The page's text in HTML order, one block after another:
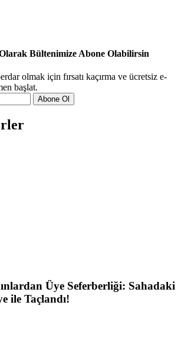
Bültenimize Abone Olabilirsin
olmak için fırsatı kaçırma ve ücretsiz e-
başlat.
Abone Ol
Üye Seferberliği: Sahadaki
ile Taçlandı!